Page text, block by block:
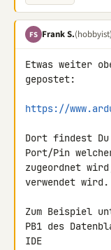
FS Frank S.(hobbyist)
Etwas weiter
gepostet:
https://
Dort findest
Port/Pin
zugeordnet
verwendet wird.
Zum Beispiel
PB1 des
IDE